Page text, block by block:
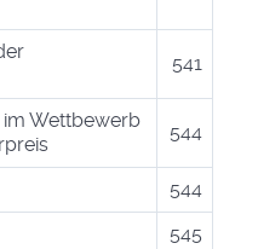
541
Wettbewerb
544
544
545